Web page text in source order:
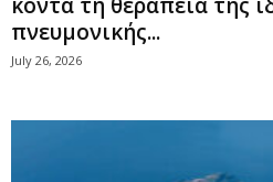
κοντά τη θεραπεία της
πνευμονικής...
July 26, 2026